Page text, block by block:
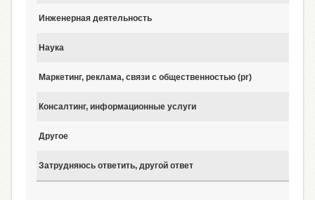
Инженерная деятельность
Наука
Маркетинг, реклама, связи с общественностью (pr)
Консалтинг, информационные услуги
Другое
Затрудняюсь ответить, другой ответ